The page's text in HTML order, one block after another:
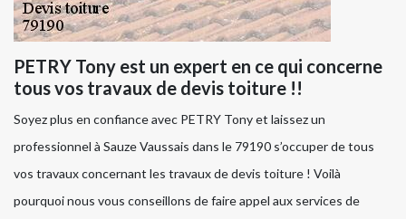
PETRY Tony est un expert en ce qui concerne
tous vos travaux de devis toiture !!
Soyez plus en confiance avec PETRY Tony et laissez un
professionnel à Sauze Vaussais dans le 79190 s’occuper de tous
vos travaux concernant les travaux de devis toiture ! Voilà
pourquoi nous vous conseillons de faire appel aux services de